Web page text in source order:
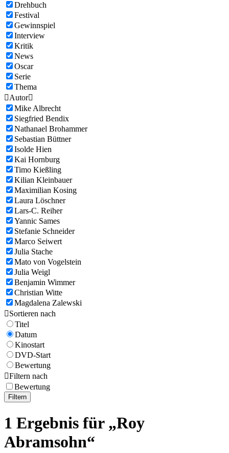
Drehbuch
Festival
Gewinnspiel
Interview
Kritik
News
Oscar
Serie
Thema
Autor
Mike Albrecht
Siegfried Bendix
Nathanael Brohammer
Sebastian Büttner
Isolde Hien
Kai Hornburg
Timo Kießling
Kilian Kleinbauer
Maximilian Kosing
Laura Löschner
Lars-C. Reiher
Yannic Sames
Stefanie Schneider
Marco Seiwert
Julia Stache
Mato von Vogelstein
Julia Weigl
Benjamin Wimmer
Christian Witte
Magdalena Zalewski
Sortieren nach
Titel
Datum
Kinostart
DVD-Start
Bewertung
Filtern nach
Bewertung
Filtern
1 Ergebnis für „Roy
Abramsohn“